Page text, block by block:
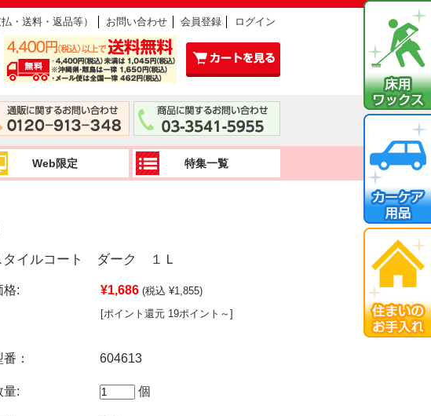
Web限定 特集一覧
・送料・返品等） お問い合わせ 会員登録 ログイン
タイルコート ダーク １Ｌ
格: ¥1,686 (税込 ¥1,855)
[ポイント還元 19ポイント～]
： 604613
量: 個